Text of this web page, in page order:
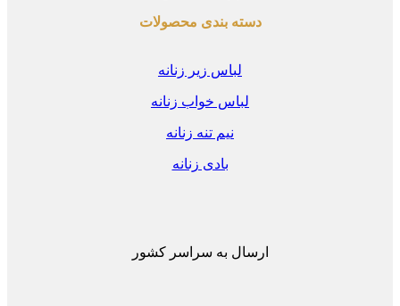
دسته بندی محصولات
لباس زیر زنانه
لباس خواب زنانه
نیم تنه زنانه
بادی زنانه
ارسال به سراسر کشور